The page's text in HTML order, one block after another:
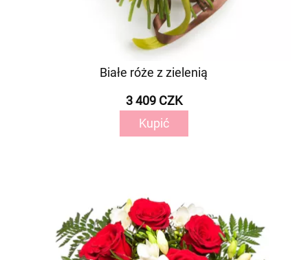
Białe róże z zielenią
3 409 CZK
Kupić